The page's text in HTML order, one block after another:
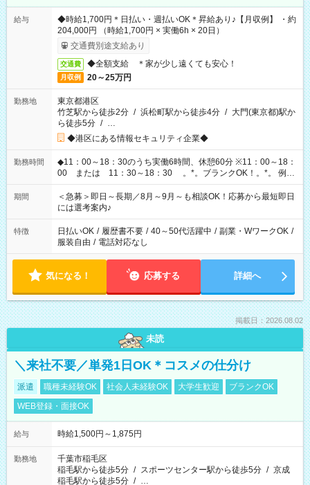
給与
◆時給1,700円＊日払い・週払いOK＊昇給あり♪【月収例】 ・約
204,000円 （時給1,700円 × 実働6h × 20日）
交通費別途支給あり
交通費 ◆全額支給 ＊家が少し遠くても安心！
月収例 20～25万円
勤務地
東京都港区
竹芝駅から徒歩2分 / 浜松町駅から徒歩4分 / 大門(東京都)駅か
ら徒歩5分 / …
◆港区にある情報セキュリティ企業◆
勤務時間
◆11：00～18：30のうち実働6時間、休憩60分 ※11：00～18：
00 または 11：30～18：30 。*。ブランクOK！。*。 例え
ば前職が、 在宅/財団法人/事務/コールセンター/受付/販売/カフェ
スタッフ スイーツ販売/ホテルフロント/化粧品販売/など 様々な
業界から入社して活躍されています♪
期間
＜急募＞即日～長期／8月～9月～も相談OK！応募から最短即日
には選考案内♪
特徴 日払いOK / 履歴書不要 / 40～50代活躍中 / 副業・WワークOK /
服装自由 / 電話対応なし
気になる！ 応募する 詳細へ
掲載日：2026.08.02
未読
＼来社不要／単発1日OK＊コスメの仕分け
派遣 職種未経験OK 社会人未経験OK 大学生歓迎
ブランクOK
WEB登録・面接OK
給与 時給1,500円～1,875円
勤務地
千葉市稲毛区
稲毛駅から徒歩5分 / スポーツセンター駅から徒歩5分 / 京成
稲毛駅から徒歩5分 / …